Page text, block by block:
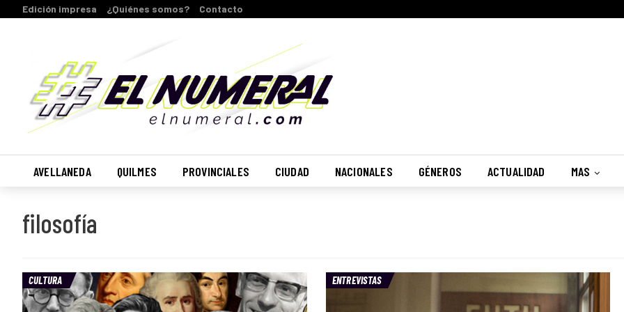
Edición impresa ¿Quiénes somos? Contacto
AVELLANEDA QUILMES PROVINCIALES CIUDAD NACIONALES GÉNEROS ACTUALIDAD MAS
filosofía
CULTURA ENTREVISTAS